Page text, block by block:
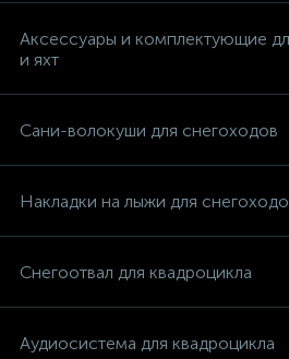
Аксессуары и комплектующие
и яхт
Сани-волокуши для снегоходов
Накладки на лыжи для
Снегоотвал для квадроцикла
Аудиосистема для квадроцикла